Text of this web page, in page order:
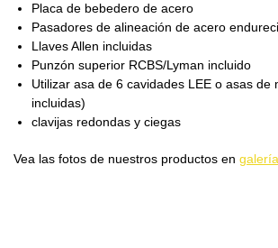
Placa de bebedero de acero
Pasadores de alineación de acero
Llaves Allen incluidas
Punzón superior RCBS/Lyman incluido
Utilizar asa de 6 cavidades LEE o asas de
incluidas)
clavijas redondas y ciegas
Vea las fotos de nuestros productos en galería